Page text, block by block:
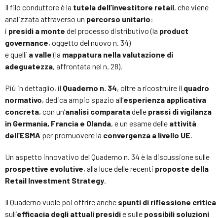
Il filo conduttore è la tutela dell’investitore retail, che viene
analizzata attraverso un percorso unitario:
i presidi a monte del processo distributivo (la product
governance, oggetto del nuovo n. 34)
e quelli a valle(la mappatura nella valutazione di
adeguatezza, affrontata nel n. 28).
Più in dettaglio, il Quaderno n. 34, oltre a ricostruire il quadro
normativo, dedica ampio spazio all’esperienza applicativa
concreta, con un’analisi comparatadelle prassi di vigilanza
in Germania, Francia e Olanda, e un esame delle attività
dell’ESMA per promuovere la convergenza a livello UE.
Un aspetto innovativo del Quaderno n. 34 è la discussione sulle
prospettive evolutive, alla luce delle recenti proposte della
Retail Investment Strategy.
Il Quaderno vuole poi offrire anche spunti di riflessione critica
sull’efficacia degli attuali presidie sulle possibili soluzioni